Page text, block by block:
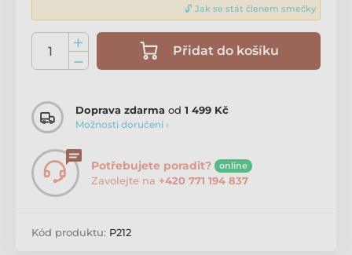
🔓 Jak se stát členem smečky
Přidat do košíku
Doprava zdarma od 1 499 Kč
Možnosti doručení ›
Potřebujete poradit? online
Zavolejte na +420 771 194 837
Kód produktu: P212